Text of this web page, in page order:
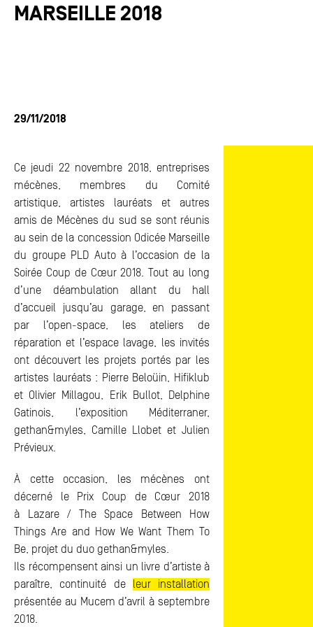
ACTUALITÉS
ACTUALITÉS
MARSEILLE 2018
29/11/2018
Ce jeudi 22 novembre 2018, entreprises
mécènes, membres du Comité
artistique, artistes lauréats et autres
amis de Mécènes du sud se sont réunis
au sein de la concession Odicée Marseille
du groupe PLD Auto à l’occasion de la
Soirée Coup de Cœur 2018. Tout au long
d’une déambulation allant du hall
d’accueil jusqu’au garage, en passant
par l’open-space, les ateliers de
réparation et l’espace lavage, les invités
ont découvert les projets portés par les
artistes lauréats : Pierre Beloüin, Hifiklub
et Olivier Millagou, Erik Bullot, Delphine
Gatinois, l’exposition Méditerraner,
gethan&myles, Camille Llobet et Julien
Prévieux.
À cette occasion, les mécènes ont
décerné le Prix Coup de Cœur 2018
à Lazare / The Space Between How
Things Are and How We Want Them To
Be, projet du duo gethan&myles.
Ils récompensent ainsi un livre d’artiste à
paraître, continuité de leur installation
présentée au Mucem d’avril à septembre
2018.